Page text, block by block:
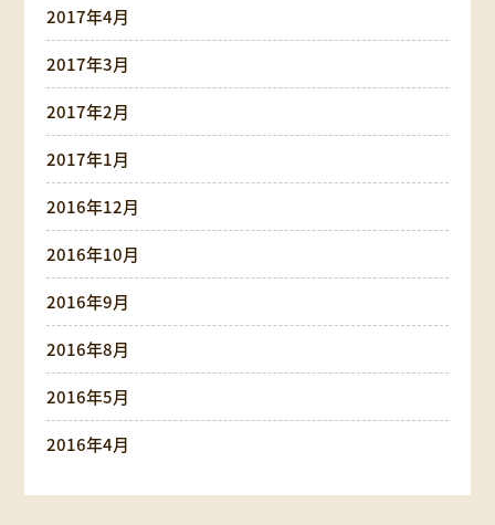
2017年4月
2017年3月
2017年2月
2017年1月
2016年12月
2016年10月
2016年9月
2016年8月
2016年5月
2016年4月